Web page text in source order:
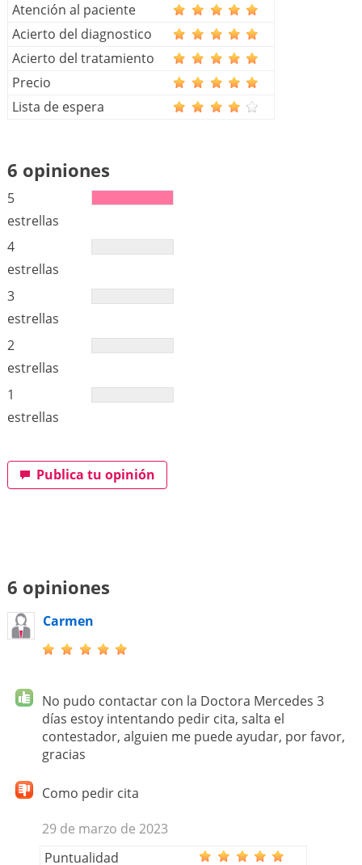
Atención al paciente
Acierto del diagnostico
Acierto del tratamiento
Precio
Lista de espera
6 opiniones
5
estrellas
4
estrellas
3
estrellas
2
estrellas
1
estrellas
Publica tu opinión
6 opiniones
Carmen
No pudo contactar con la Doctora Mercedes 3
días estoy intentando pedir cita, salta el
contestador, alguien me puede ayudar, por favor,
gracias
Como pedir cita
29 de marzo de 2023
Puntualidad